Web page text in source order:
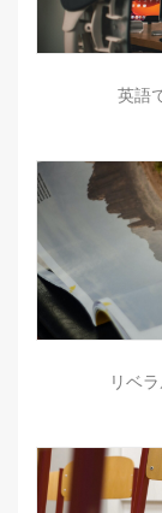
英語
リベ